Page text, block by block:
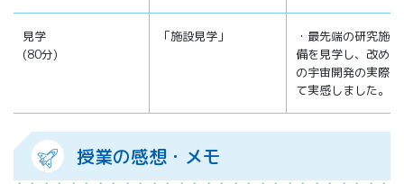
見学
(80分)
「施設見学」
・最先端の研究施
備を見学し、改め
の宇宙開発の実際
て実感しました。
授業の感想・メモ